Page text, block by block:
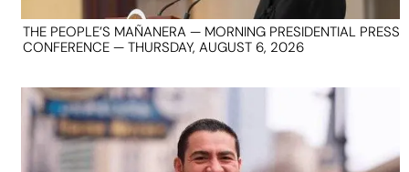
THE PEOPLE’S MAÑANERA — MORNING PRESIDENTIAL PRESS
CONFERENCE — THURSDAY, AUGUST 6, 2026